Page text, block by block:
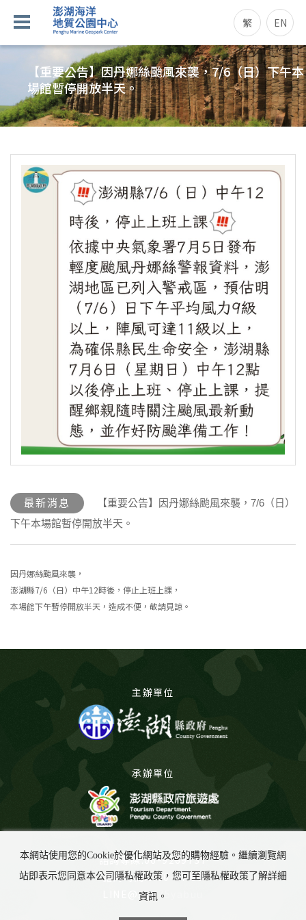
繁 EN
【重要公告】因丹娜絲颱風來襲，7/6（日）下午本
場館暫停開放半天。
最新消息
【重要公告】因丹娜絲颱風來襲，7/6（日）
下午本場館暫停開放半天。
因丹娜絲颱風來襲，
澎湖縣7/6（日）中午12時後，停止上班上課，
本場館下午暫停開放半天，造成不便，敬請見諒。
主辦單位
承辦單位
諮詢專線:06-9269737
諮詢時間:8:00-17:00
LINE@:@675yabuu
本網站使用您的Cookie於優化網站及您的購物經驗。繼續瀏覽網
站即表示您同意本公司隱私權政策，您可至隱私權政策了解詳細
資訊。